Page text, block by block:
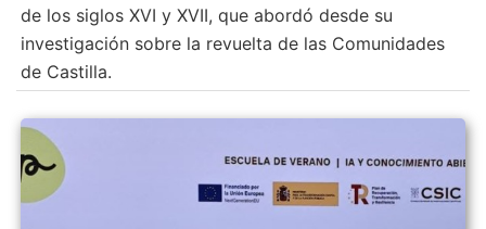
de los siglos XVI y XVII, que abordó desde su
investigación sobre la revuelta de las Comunidades
de Castilla.